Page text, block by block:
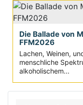
Die Ballade von
FFM2026
Lachen, Weinen,
menschliche
alkoholischem...